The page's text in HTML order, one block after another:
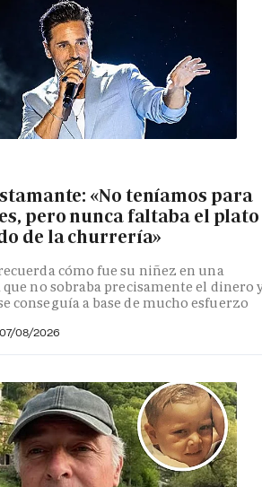
«No teníamos para
pero nunca faltaba el plato
de la churrería»
cómo fue su niñez en una
no sobraba precisamente el dinero
conseguía a base de mucho esfuerzo
07/08/2026